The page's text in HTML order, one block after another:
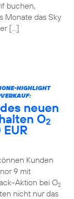
buchen,
Monate das Sky
[…]
HIGHLIGHT
neuen
O2
Kunden
9 mit
Aktion bei O2
nicht nur das